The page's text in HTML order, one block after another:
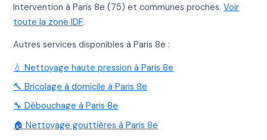
Intervention à Paris 8e (75) et communes proches.Voir
toute la zone IDF.
Autres services disponibles à Paris 8e :
💧 Nettoyage haute pression à Paris 8e
🔨 Bricolage à domicile à Paris 8e
🔧 Débouchage à Paris 8e
🏠 Nettoyage gouttières à Paris 8e